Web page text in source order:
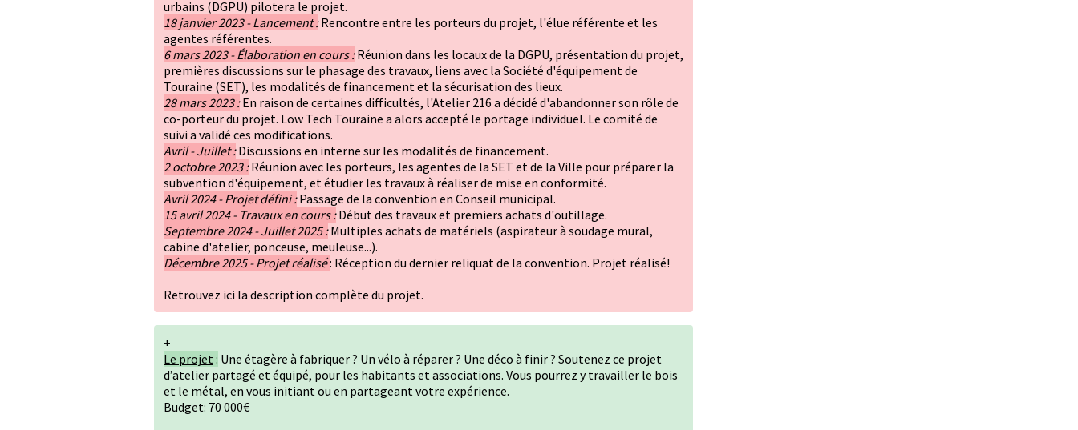
urbains (DGPU) pilotera le projet.
18 janvier 2023 - Lancement :Rencontre entre les porteurs du projet, l'élue référente et les
agentes référentes.
6 mars 2023 - Élaboration en cours :Réunion dans les locaux de la DGPU, présentation du projet,
premières discussions sur le phasage des travaux, liens avec la Société d'équipement de
Touraine (SET), les modalités de financement et la sécurisation des lieux.
28 mars 2023 :En raison de certaines difficultés, l'Atelier 216 a décidé d'abandonner son rôle de
co-porteur du projet. Low Tech Touraine a alors accepté le portage individuel. Le comité de
suivi a validé ces modifications.
Avril - Juillet :Discussions en interne sur les modalités de financement.
2 octobre 2023 :Réunion avec les porteurs, les agentes de la SET et de la Ville pour préparer la
subvention d'équipement, et étudier les travaux à réaliser de mise en conformité.
Avril 2024 - Projet défini :Passage de la convention en Conseil municipal.
15 avril 2024 - Travaux en cours :Début des travaux et premiers achats d'outillage.
Septembre 2024 - Juillet 2025 :Multiples achats de matériels (aspirateur à soudage mural,
cabine d'atelier, ponceuse, meuleuse...).
Décembre 2025 - Projet réalisé: Réception du dernier reliquat de la convention. Projet réalisé!
Retrouvez ici la description complète du projet.
+
Le projet: Une étagère à fabriquer ? Un vélo à réparer ? Une déco à finir ? Soutenez ce projet
d’atelier partagé et équipé, pour les habitants et associations. Vous pourrez y travailler le bois
et le métal, en vous initiant ou en partageant votre expérience.
Budget: 70 000€